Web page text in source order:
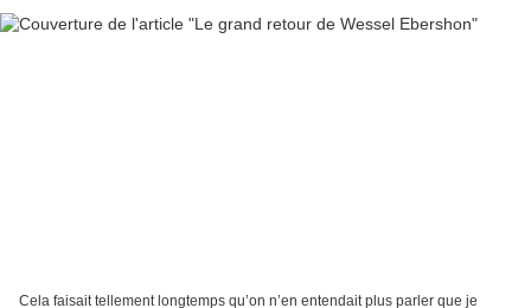
Cela faisait tellement longtemps qu’on n’en entendait plus parler que je